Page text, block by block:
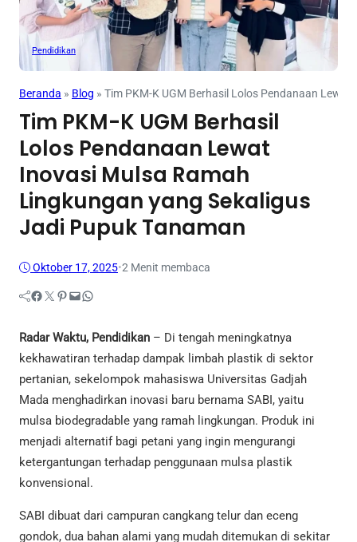
Pendidikan
Beranda » Blog » Tim PKM-K UGM Berhasil Lolos Pendanaan
Tim PKM-K UGM Berhasil
Lolos Pendanaan Lewat
Inovasi Mulsa Ramah
Lingkungan yang Sekaligus
Jadi Pupuk Tanaman
Oktober 17, 2025•2 Menit membaca
Facebook Twitter Pinterest Mail WhatsApp
Radar Waktu, Pendidikan – Di tengah meningkatnya
kekhawatiran terhadap dampak limbah plastik di sektor
pertanian, sekelompok mahasiswa Universitas Gadjah
Mada menghadirkan inovasi baru bernama SABI, yaitu
mulsa biodegradable yang ramah lingkungan. Produk ini
menjadi alternatif bagi petani yang ingin mengurangi
ketergantungan terhadap penggunaan mulsa plastik
konvensional.
SABI dibuat dari campuran cangkang telur dan eceng
gondok, dua bahan alami yang mudah ditemukan di sekitar